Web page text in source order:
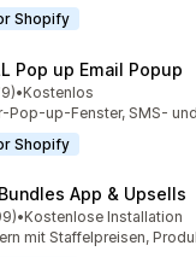
Shopify
Pop up Email Popup
insgesamt
•Kostenlos
Pop-up-Fenster, SMS-
Shopify
App & Upsells
insgesamt
•Kostenlose Installation
mit Staffelpreisen,